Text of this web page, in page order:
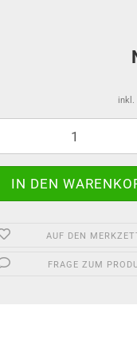
inkl.
AUF DEN
FRAGE ZUM